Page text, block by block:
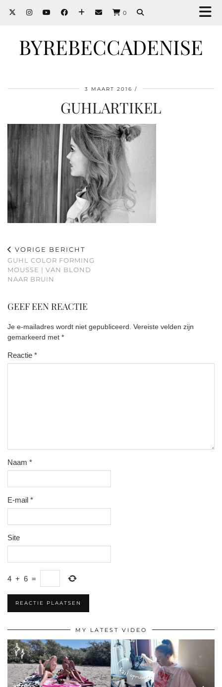
0
BYREBECCADENISE
3 MAART 2016
GUHLARTIKEL
VORIGE BERICHT
GUHL COLOR FORMING
MOUSSE | VAN BLOND
NAAR BRUIN
GEEF EEN REACTIE
Je e-mailadres wordt niet gepubliceerd. Vereiste velden zijn
gemarkeerd met *
Reactie *
Naam *
E-mail *
Site
4 + 6 =
MY LATEST VIDEO